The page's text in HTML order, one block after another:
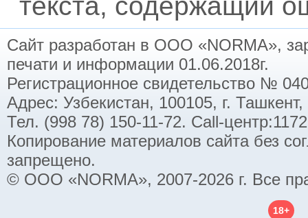
Сайт разработан в ООО «NORMA»,
печати и информации 01.06.2018г.
Регистрационное свидетельство №
Адрес: Узбекистан, 100105, г.
Тел. (998 78) 150-11-72. Call-
Копирование материалов сайта без
запрещено.
© ООО «NORMA», 2007-2026 г. Все
18+